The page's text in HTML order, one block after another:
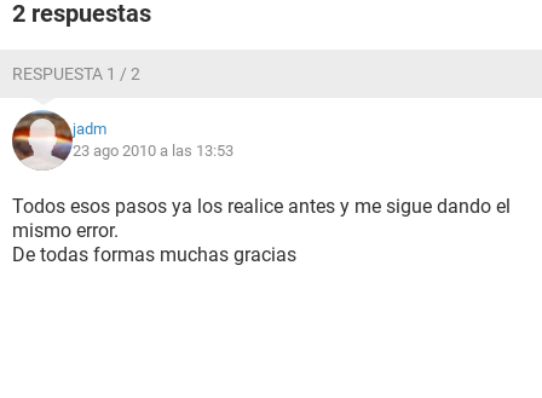
2 respuestas
RESPUESTA 1 / 2
jadm
23 ago 2010 a las 13:53
Todos esos pasos ya los realice antes y me sigue dando el
mismo error.
De todas formas muchas gracias